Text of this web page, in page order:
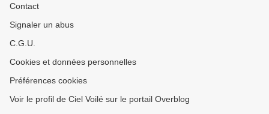
Contact
Signaler un abus
C.G.U.
Cookies et données personnelles
Préférences cookies
Voir le profil de Ciel Voilé sur le portail Overblog